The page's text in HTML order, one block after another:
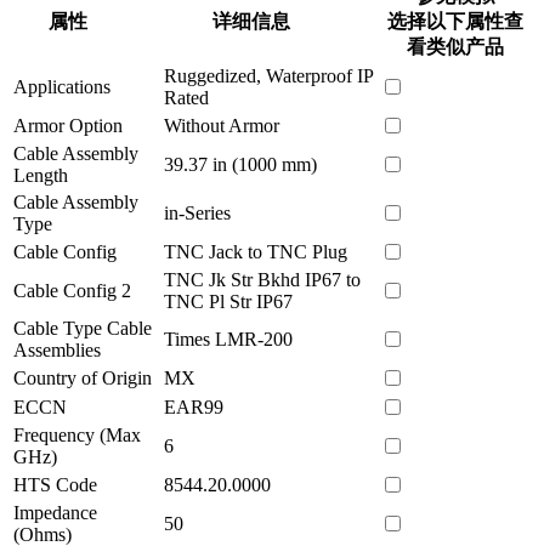
属性 详细信息
选择以下属性查
看类似产品
Applications
Ruggedized, Waterproof IP
Rated
Armor Option
Without Armor
Cable Assembly
Length
39.37 in (1000 mm)
Cable Assembly
Type
in-Series
Cable Config
TNC Jack to TNC Plug
Cable Config 2
TNC Jk Str Bkhd IP67 to
TNC Pl Str IP67
Cable Type Cable
Assemblies
Times LMR-200
Country of Origin
MX
ECCN
EAR99
Frequency (Max
GHz)
6
HTS Code
8544.20.0000
Impedance
(Ohms)
50